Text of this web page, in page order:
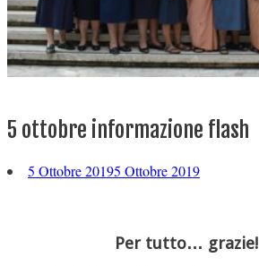
5 ottobre informazione flash
5 Ottobre 20195 Ottobre 2019
Per tutto… grazie!